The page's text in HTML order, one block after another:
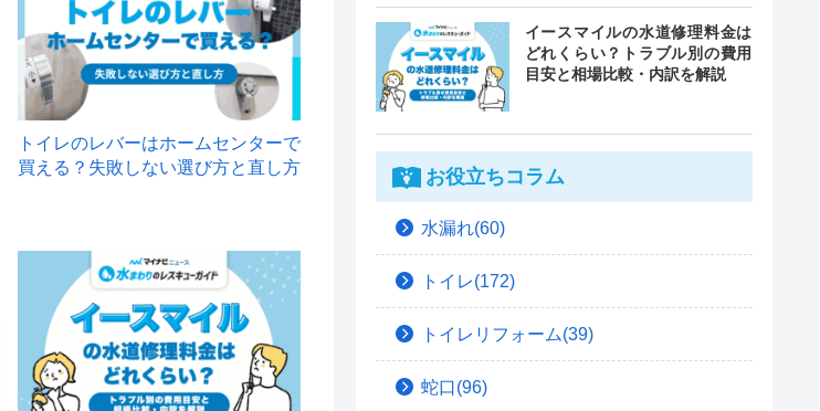
トイレのレバーはホームセンターで
買える？失敗しない選び方と直し方
イースマイルの水道修理料金は
どれくらい？トラブル別の費用
目安と相場比較・内訳を解説
お役立ちコラム
水漏れ(60)
トイレ(172)
トイレリフォーム(39)
蛇口(96)